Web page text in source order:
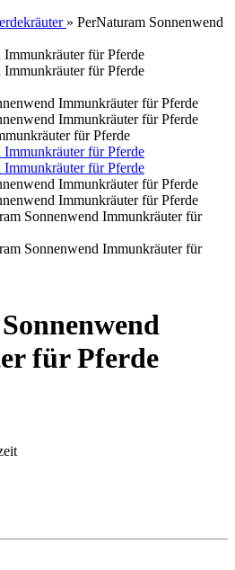
» PerNaturam Sonnenwend
für Pferde
für Pferde